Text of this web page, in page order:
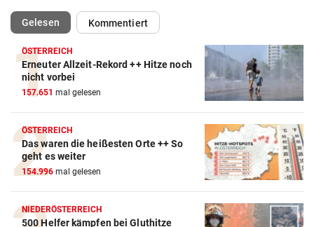
Gelesen(ausgewählt)Kommentiert
ÖSTERREICH
Erneuter Allzeit-Rekord ++ Hitze noch
nicht vorbei
157.651 mal gelesen
ÖSTERREICH
Das waren die heißesten Orte ++ So
geht es weiter
154.996 mal gelesen
NIEDERÖSTERREICH
500 Helfer kämpfen bei Gluthitze